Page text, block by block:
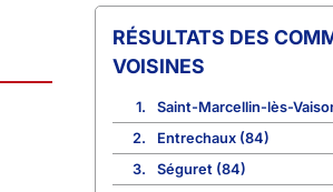
VOISINES
1.
Saint-Marcellin-lès-
2.
Entrechaux (84)
3.
Séguret (84)